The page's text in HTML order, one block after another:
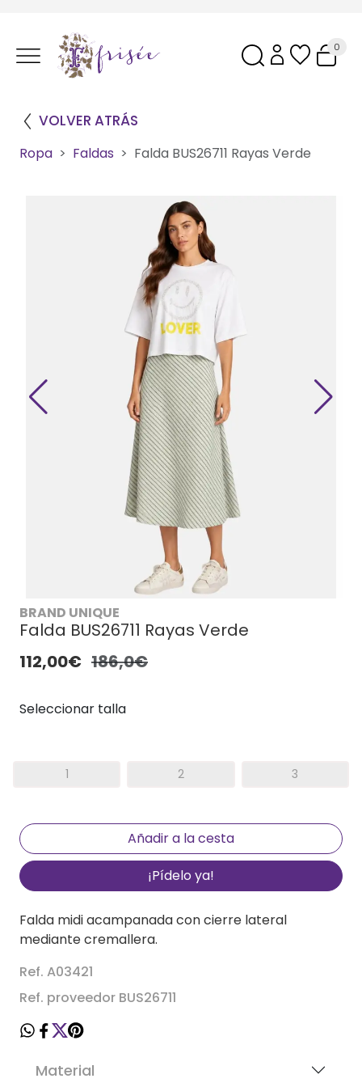
0
VOLVER ATRÁS
Ropa Faldas Falda BUS26711 Rayas Verde
BRAND UNIQUE
Falda BUS26711 Rayas Verde
112,00€ 186,0€
Seleccionar talla
1 2 3
¡Pídelo ya!
Falda midi acampanada con cierre lateral
mediante cremallera.
Ref. A03421
Ref. proveedor BUS26711
Material